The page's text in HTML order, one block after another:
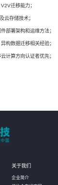
迁移能力；
云存储技术；
部署架构和运维方法；
构数据迁移相关经验；
计算方向认证者优先；
关于我们
企业简介